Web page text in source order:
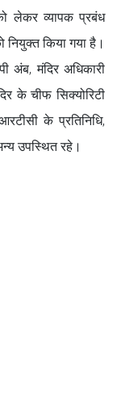
लेकर व्यापक प्रबंध
किया गया है।
अंब, मंदिर अधिकारी
के चीफ सिक्योरिटी
के प्रतिनिधि,
उपस्थित रहे।